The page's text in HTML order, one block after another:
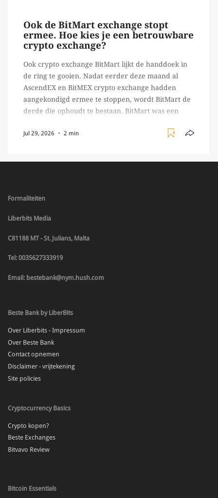
Ook de BitMart exchange stopt
ermee. Hoe kies je een betrouwbare
crypto exchange?
Ook crypto exchange BitMart lijkt de handdoek in
de ring te gooien. Nadat eerder deze maand al
AscendEX en BitMEX crypto exchange hadden
aangekondigd ermee te stoppen, wordt BitMart de
derde die ophoudt te bestaan. BitMart was een
crypto handelaren terecht konden om te handelen
Jul 29, 2026 2 min
Formaliteiten
Liberbits Media
C81188 MT - St. Julians, Malta
Tel: 0035627333919
Email: bestebank@nym.hush.com
Beste Bank by LiberBits
Over Liberbits - Impressum
Over Beste Bank
Contact opnemen
Disclaimer - vrijtekening
Site policies
Cryptocurrency Basics
Crypto kopen?
Beste Exchanges
Bitvavo Review
Bitcoin Essentials